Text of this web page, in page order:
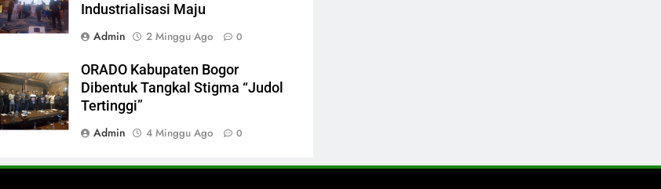
Industrialisasi Maju
Admin
2 Minggu Ago 0
ORADO Kabupaten Bogor
Dibentuk Tangkal Stigma “Judol
Tertinggi”
Admin
4 Minggu Ago 0